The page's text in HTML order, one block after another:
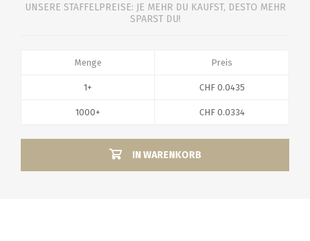
UNSERE STAFFELPREISE: JE MEHR DU KAUFST, DESTO MEHR
SPARST DU!
Menge
1+
1000+
Preis
CHF 0.0435
CHF 0.0334
IN WARENKORB